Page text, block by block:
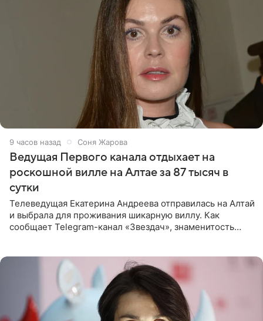
9 часов назад Соня Жарова
Ведущая Первого канала отдыхает на
роскошной вилле на Алтае за 87 тысяч в
сутки
Телеведущая Екатерина Андреева отправилась на Алтай
и выбрала для проживания шикарную виллу. Как
сообщает Telegram-канал «Звездач», знаменитость